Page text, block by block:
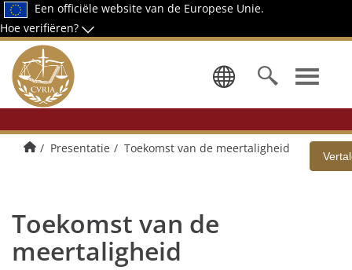
Een officiële website van de Europese Unie.
Hoe verifiëren?
Kies een
Startpagina
Presentatie Toekomst van de meertaligheid
Toekomst van de
meertaligheid